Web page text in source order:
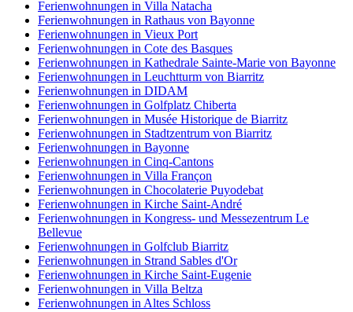
Ferienwohnungen in Villa Natacha
Ferienwohnungen in Rathaus von Bayonne
Ferienwohnungen in Vieux Port
Ferienwohnungen in Cote des Basques
Ferienwohnungen in Kathedrale Sainte-Marie von Bayonne
Ferienwohnungen in Leuchtturm von Biarritz
Ferienwohnungen in DIDAM
Ferienwohnungen in Golfplatz Chiberta
Ferienwohnungen in Musée Historique de Biarritz
Ferienwohnungen in Stadtzentrum von Biarritz
Ferienwohnungen in Bayonne
Ferienwohnungen in Cinq-Cantons
Ferienwohnungen in Villa Françon
Ferienwohnungen in Chocolaterie Puyodebat
Ferienwohnungen in Kirche Saint-André
Ferienwohnungen in Kongress- und Messezentrum Le
Bellevue
Ferienwohnungen in Golfclub Biarritz
Ferienwohnungen in Strand Sables d'Or
Ferienwohnungen in Kirche Saint-Eugenie
Ferienwohnungen in Villa Beltza
Ferienwohnungen in Altes Schloss